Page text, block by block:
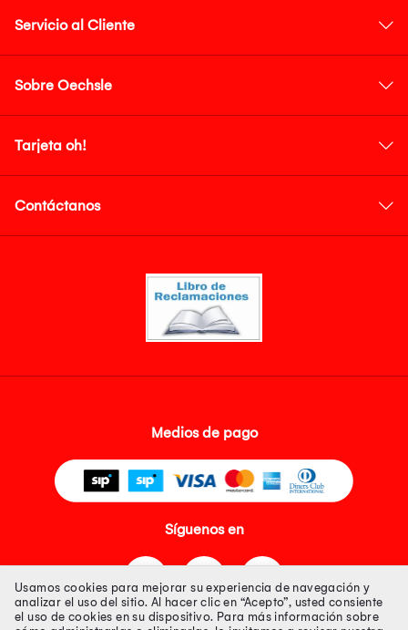
Servicio al Cliente
Sobre Oechsle
Tarjeta oh!
Contáctanos
Medios de pago
Síguenos en
Usamos cookies para mejorar su experiencia de navegación y
analizar el uso del sitio. Al hacer clic en “Acepto”, usted consiente
el uso de cookies en su dispositivo. Para más información sobre